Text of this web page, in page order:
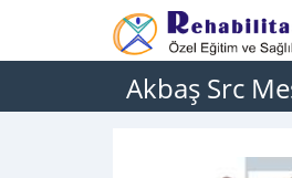
Akbaş Src